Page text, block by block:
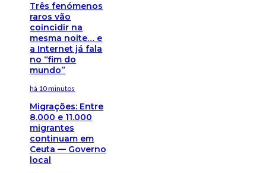
Três fenómenos
raros vão
coincidir na
mesma noite… e
a Internet já fala
no “fim do
mundo”
há 10 minutos
Migrações: Entre
8.000 e 11.000
migrantes
continuam em
Ceuta — Governo
local